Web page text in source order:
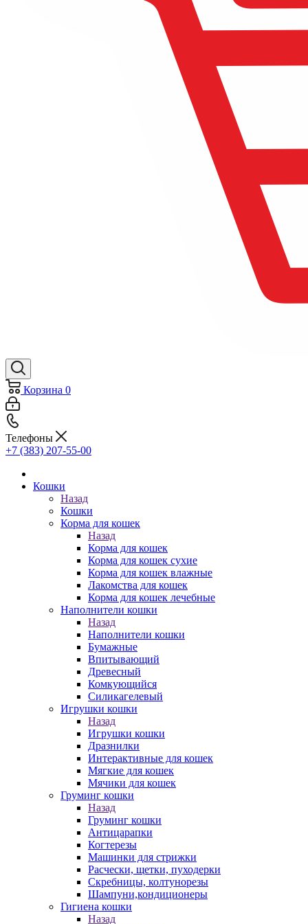
Корзина 0
Телефоны
+7 (383) 207-55-00
Кошки
Назад
Кошки
Корма для кошек
Назад
Корма для кошек
Корма для кошек сухие
Корма для кошек влажные
Лакомства для кошек
Корма для кошек лечебные
Наполнители кошки
Назад
Наполнители кошки
Бумажные
Впитывающий
Древесный
Комкующийся
Силикагелевый
Игрушки кошки
Назад
Игрушки кошки
Дразнилки
Интерактивные для кошек
Мягкие для кошек
Мячики для кошек
Груминг кошки
Назад
Груминг кошки
Антицарапки
Когтерезы
Машинки для стрижки
Расчески, щетки, пуходерки
Скребницы, колтунорезы
Шампуни,кондиционеры
Гигиена кошки
Назад